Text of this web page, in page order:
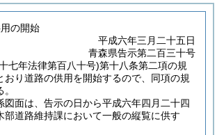
の開始
平成六年三月二十五日
青森県告示第二百三十号
七年法律第百八十号)第十八条第二項の規
おり道路の供用を開始するので、同項の規
図面は、告示の日から平成六年四月二十四
部道路維持課において一般の縦覧に供す